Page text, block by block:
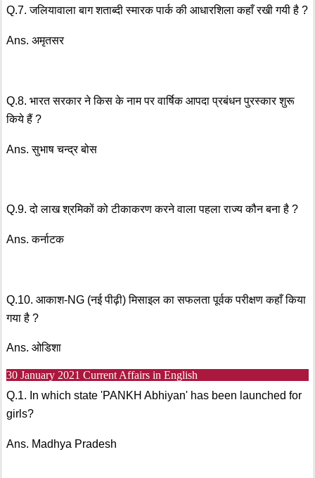
Q.7. जलियावाला बाग शताब्दी स्मारक पार्क की आधारशिला कहाँ रखी गयी है ?
Ans. अमृतसर
Q.8. भारत सरकार ने किस के नाम पर वार्षिक आपदा प्रबंधन पुरस्कार शुरू
किये हैं ?
Ans. सुभाष चन्द्र बोस
Q.9. दो लाख श्रमिकों को टीकाकरण करने वाला पहला राज्य कौन बना है ?
Ans. कर्नाटक
Q.10. आकाश-NG (नई पीढ़ी) मिसाइल का सफलता पूर्वक परीक्षण कहाँ किया
गया है ?
Ans. ओडिशा‌‌
30 January 2021 Current Affairs in English
Q.1. In which state 'PANKH Abhiyan' has been launched for
girls?
Ans. Madhya Pradesh